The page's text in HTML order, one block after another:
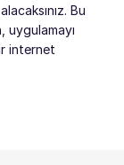
Bu
uygulamayı
internet